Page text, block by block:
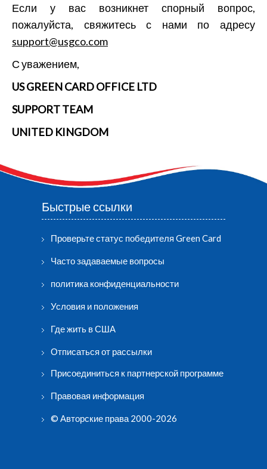
Если у вас возникнет спорный вопрос,
пожалуйста, свяжитесь с нами по адресу
support@usgco.com
С уважением,
US GREEN CARD OFFICE LTD
SUPPORT TEAM
UNITED KINGDOM
Быстрые ссылки
Проверьте статус победителя Green Card
Часто задаваемые вопросы
политика конфиденциальности
Условия и положения
Где жить в США
Отписаться от рассылки
Присоединиться к партнерской программе
Правовая информация
© Авторские права 2000-2026